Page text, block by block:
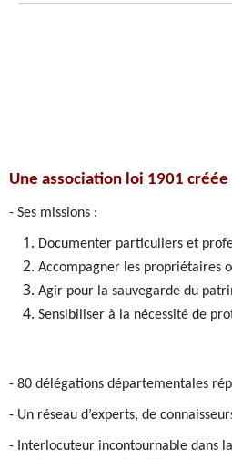
Une association loi 1901
- Ses missions :
Documenter particuliers et
Accompagner les propriétaires
Agir pour la sauvegarde du
Sensibiliser à la nécessité de
- 80 délégations départementales
- Un réseau d’experts, de
- Interlocuteur incontournable dans